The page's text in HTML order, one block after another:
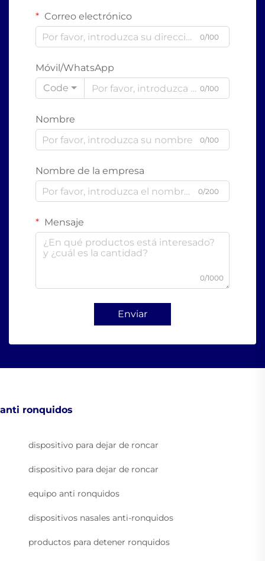
Correo electrónico
0/100
Móvil/WhatsApp
Code
0/100
Nombre
0/100
Nombre de la empresa
0/200
Mensaje
0/1000
Enviar
anti ronquidos
dispositivo para dejar de roncar
dispositivo para dejar de roncar
equipo anti ronquidos
dispositivos nasales anti-ronquidos
productos para detener ronquidos